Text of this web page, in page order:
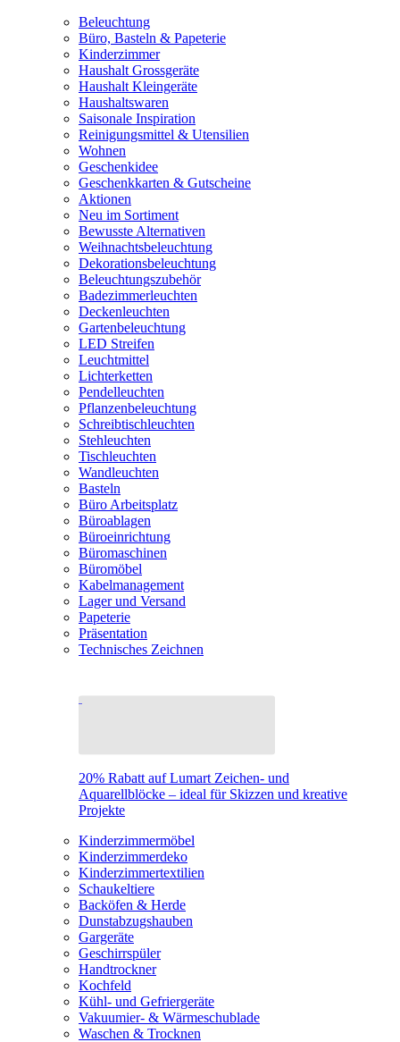
Beleuchtung
Büro, Basteln & Papeterie
Kinderzimmer
Haushalt Grossgeräte
Haushalt Kleingeräte
Haushaltswaren
Saisonale Inspiration
Reinigungsmittel & Utensilien
Wohnen
Geschenkidee
Geschenkkarten & Gutscheine
Aktionen
Neu im Sortiment
Bewusste Alternativen
Weihnachtsbeleuchtung
Dekorationsbeleuchtung
Beleuchtungszubehör
Badezimmerleuchten
Deckenleuchten
Gartenbeleuchtung
LED Streifen
Leuchtmittel
Lichterketten
Pendelleuchten
Pflanzenbeleuchtung
Schreibtischleuchten
Stehleuchten
Tischleuchten
Wandleuchten
Basteln
Büro Arbeitsplatz
Büroablagen
Büroeinrichtung
Büromaschinen
Büromöbel
Kabelmanagement
Lager und Versand
Papeterie
Präsentation
Technisches Zeichnen
20% Rabatt auf Lumart Zeichen- und
Aquarellblöcke – ideal für Skizzen und kreative
Projekte
Kinderzimmermöbel
Kinderzimmerdeko
Kinderzimmertextilien
Schaukeltiere
Backöfen & Herde
Dunstabzugshauben
Gargeräte
Geschirrspüler
Handtrockner
Kochfeld
Kühl- und Gefriergeräte
Vakuumier- & Wärmeschublade
Waschen & Trocknen